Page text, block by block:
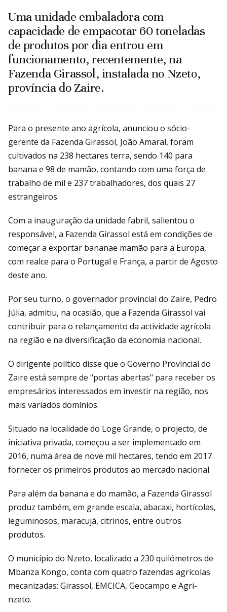
Uma unidade embaladora com
capacidade de empacotar 60 toneladas
de produtos por dia entrou em
funcionamento, recentemente, na
Fazenda Girassol, instalada no Nzeto,
província do Zaire.
Para o presente ano agrícola, anunciou o sócio-
gerente da Fazenda Girassol, João Amaral, foram
cultivados na 238 hectares terra, sendo 140 para
banana e 98 de mamão, contando com uma força de
trabalho de mil e 237 trabalhadores, dos quais 27
estrangeiros.
Com a inauguração da unidade fabril, salientou o
responsável, a Fazenda Girassol está em condições de
começar a exportar bananae mamão para a Europa,
com realce para o Portugal e França, a partir de Agosto
deste ano.
Por seu turno, o governador provincial do Zaire, Pedro
Júlia, admitiu, na ocasião, que a Fazenda Girassol vai
contribuir para o relançamento da actividade agrícola
na região e na diversificação da economia nacional.
O dirigente político disse que o Governo Provincial do
Zaire está sempre de "portas abertas" para receber os
empresários interessados em investir na região, nos
mais variados domínios.
Situado na localidade do Loge Grande, o projecto, de
iniciativa privada, começou a ser implementado em
2016, numa área de nove mil hectares, tendo em 2017
fornecer os primeiros produtos ao mercado nacional.
Para além da banana e do mamão, a Fazenda Girassol
produz também, em grande escala, abacaxi, hortícolas,
leguminosos, maracujá, citrinos, entre outros
produtos.
O município do Nzeto, localizado a 230 quilómetros de
Mbanza Kongo, conta com quatro fazendas agrícolas
mecanizadas: Girassol, EMCICA, Geocampo e Agri-
nzeto.